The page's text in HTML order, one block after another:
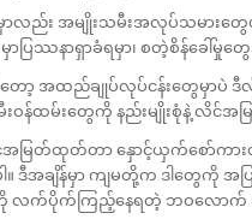
ည်း အမျိုးသမီးအလုပ်သမားတွေဟ
ပြဿနာရှာခံရမှာ၊ စတဲ့စိန်ခေါ်မှု
င်တော့ အထည်ချုပ်လုပ်ငန်းတွေမှာပဲ
းဝန်ထမ်းတွေကို နည်းမျိုးစုံနဲ့ လိင်
မြတ်ထုတ်တာ နှောင့်ယှက်စော်ကာ
ါ။ ဒီအချိန်မှာ ကျမတို့က ဒါတွေကို
လက်ပိုက်ကြည့်နေရတဲ့ ဘဝလောက် ဆို